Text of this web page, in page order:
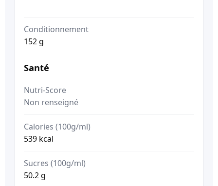
Conditionnement
152 g
Santé
Nutri-Score
Non renseigné
Calories (100g/ml)
539 kcal
Sucres (100g/ml)
50.2 g